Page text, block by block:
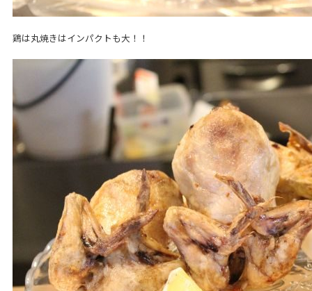
鶏は丸焼きはインパクトも大！！